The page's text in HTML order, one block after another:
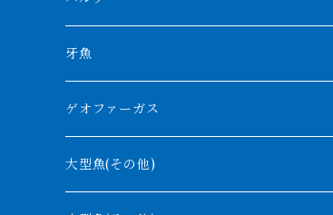
バンジャール
その他アロワナ
コウロントン
ラプラディ
ギニア
ナイジェリア
コンギクス
小型スネークヘッド
牙魚
ゲオファーガス
大型魚(その他)